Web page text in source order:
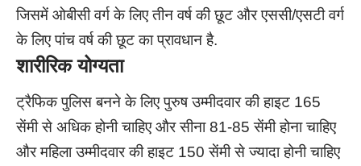
जिसमें ओबीसी वर्ग के लिए तीन वर्ष की छूट और एससी/एसटी वर्ग
के लिए पांच वर्ष की छूट का प्रावधान है.
शारीरिक योग्यता
ट्रैफिक पुलिस बनने के लिए पुरुष उम्मीदवार की हाइट 165
सेंमी से अधिक होनी चाहिए और सीना 81-85 सेंमी होना चाहिए
और महिला उम्मीदवार की हाइट 150 सेंमी से ज्यादा होनी चाहिए